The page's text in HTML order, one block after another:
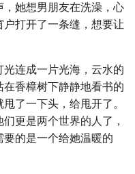
她想男朋友在洗澡，心
打开了一条缝，想要让
连成一片光海，云水的
香樟树下静静地看书的
了一下头，给甩开了。
更是两个世界的人了，
的是一个给她温暖的